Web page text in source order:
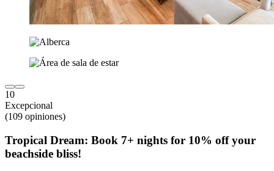
10
Excepcional
(109 opiniones)
Tropical Dream: Book 7+ nights for 10% off your
beachside bliss!